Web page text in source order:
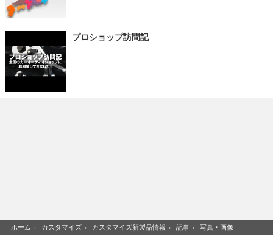
プロショップ訪問記
ホーム › カスタマイズ › カスタマイズ新製品情報 › 記事 › 写真・画像